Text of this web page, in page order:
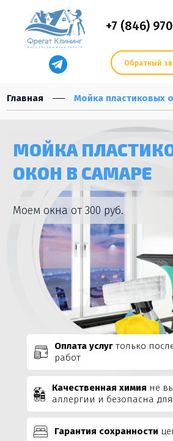
+7 (846)
Обратный
Главная Мойка пластиковых
МОЙКА
ОКОН В САМАРЕ
Моем окна от 300 руб.
Оплата услуг только
работ
Качественная химия не
аллергии и безопасна
Гарантия сохранности